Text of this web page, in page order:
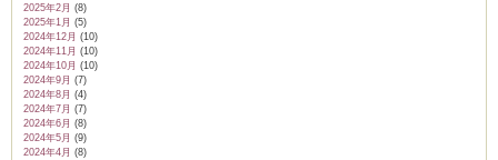
2025年2月 (8)
2025年1月 (5)
2024年12月 (10)
2024年11月 (10)
2024年10月 (10)
2024年9月 (7)
2024年8月 (4)
2024年7月 (7)
2024年6月 (8)
2024年5月 (9)
2024年4月 (8)